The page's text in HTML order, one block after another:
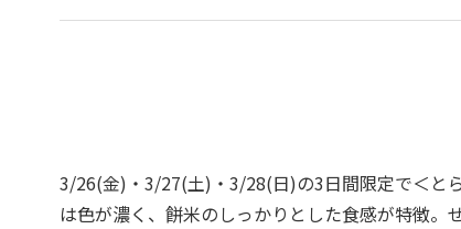
3/26(金)・3/27(土)・3/28(日)の3日間限定で＜と
は色が濃く、餅米のしっかりとした食感が特徴